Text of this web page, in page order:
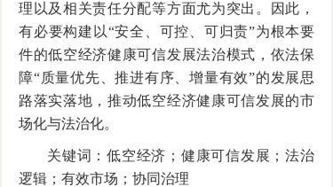
理以及相关责任分配等方面尤为突出。因此，
有必要构建以“安全、可控、可归责”为根本要
件的低空经济健康可信发展法治模式，依法保
障“质量优先、推进有序、增量有效”的发展思
路落实落地，推动低空经济健康可信发展的市
场化与法治化。
关键词：低空经济；健康可信发展；法治
逻辑；有效市场；协同治理